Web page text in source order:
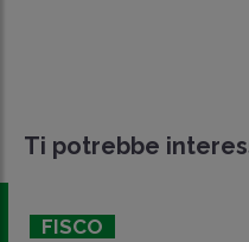
Ti potrebbe
FISCO